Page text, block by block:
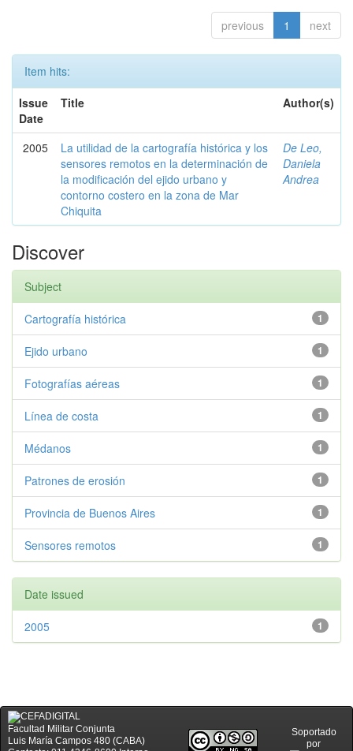
previous 1 next
Item hits:
Issue
Date
Title Author(s)
2005
La utilidad de la cartografía histórica y los
sensores remotos en la determinación de
la modificación del ejido urbano y
contorno costero en la zona de Mar
Chiquita
De Leo,
Daniela
Andrea
Discover
Subject
1
Cartografía histórica
1
Ejido urbano
1
Fotografías aéreas
1
Línea de costa
1
Médanos
1
Patrones de erosión
1
Provincia de Buenos Aires
1
Sensores remotos
Date issued
1
2005
Facultad Militar Conjunta
Luis María Campos 480 (CABA)
Soportado
por